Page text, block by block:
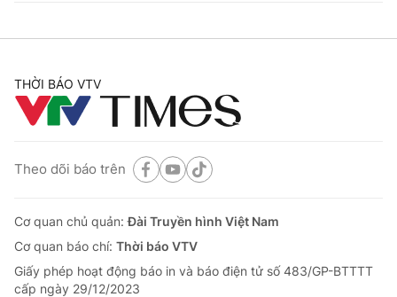
THỜI BÁO VTV
Theo dõi báo trên
Cơ quan chủ quản:Đài Truyền hình Việt Nam
Cơ quan báo chí: Thời báo VTV
Giấy phép hoạt động báo in và báo điện tử số 483/GP-BTTTT
cấp ngày 29/12/2023